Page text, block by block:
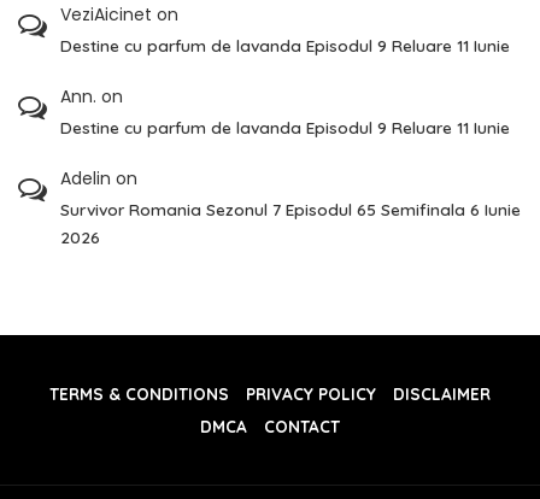
VeziAicinet on
Destine cu parfum de lavanda Episodul 9 Reluare 11 Iunie
Ann. on
Destine cu parfum de lavanda Episodul 9 Reluare 11 Iunie
Adelin on
Survivor Romania Sezonul 7 Episodul 65 Semifinala 6 Iunie
2026
TERMS & CONDITIONS PRIVACY POLICY
DISCLAIMER
DMCA
CONTACT